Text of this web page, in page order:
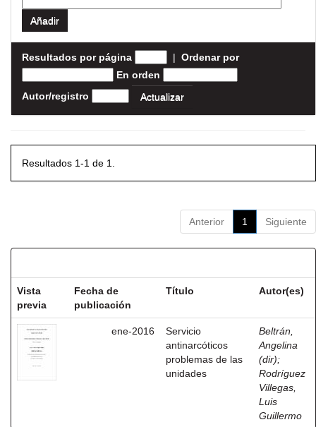
Resultados por página | Ordenar por
En orden
Autor/registro
Resultados 1-1 de 1.
Anterior 1 Siguiente
Vista
previa
Fecha de
publicación
Título Autor(es)
ene-2016
Servicio
antinarcóticos
problemas de las
unidades
Beltrán,
Angelina
(dir);
Rodríguez
Villegas,
Luis
Guillermo